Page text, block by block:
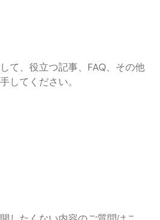
て、役立つ記事、FAQ、その他
してください。